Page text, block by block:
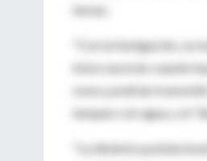
tareas.
"Con la fumigación, se
éstos nacerán cuando
zona y podrían
tanques con agua, y el
"La dinámica